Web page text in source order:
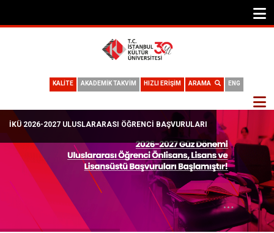
ENG
ARAMA
HIZLI ERİŞİM
AKADEMİK TAKVİM
KALİTE
İKÜ 2026-2027 ULUSLARARASI ÖĞRENCI BAŞVURULARI